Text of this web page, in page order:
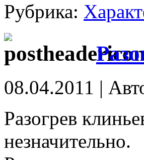
Рубрика:
08.04.2011 |
Разогрев
незначительно.